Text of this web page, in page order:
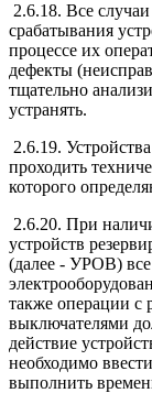
2.6.18. Все
срабатывания
процессе их
дефекты
тщательно
устранять.
2.6.19.
проходить
которого
2.6.20. При
устройств
(далее - УРОВ)
также операции с
выключателями
действие
необходимо
выполнить